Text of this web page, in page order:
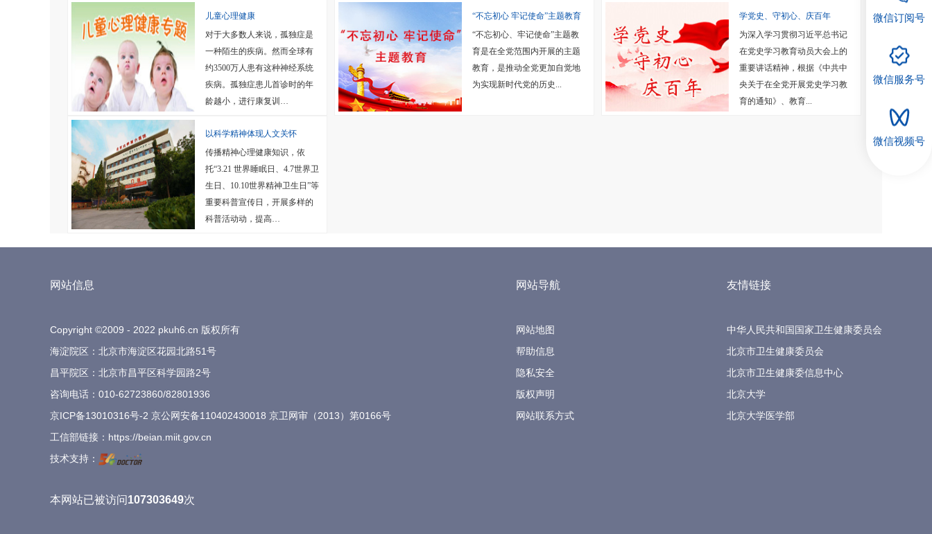
儿童心理健康
对于大多数人来说，孤独症是
一种陌生的疾病。然而全球有
约3500万人患有这种神经系统
疾病。孤独症患儿首诊时的年
龄越小，进行康复训…
“不忘初心 牢记使命”主题教育
“不忘初心、牢记使命”主题教
育是在全党范围内开展的主题
教育，是推动全党更加自觉地
为实现新时代党的历史...
学党史、守初心、庆百年
为深入学习贯彻习近平总书记
在党史学习教育动员大会上的
重要讲话精神，根据《中共中
央关于在全党开展党史学习教
育的通知》、教育...
以科学精神体现人文关怀
传播精神心理健康知识，依
托“3.21 世界睡眠日、4.7世界卫
生日、10.10世界精神卫生日”等
重要科普宣传日，开展多样的
科普活动动，提高…
网站信息
Copyright ©2009 - 2022 pkuh6.cn 版权所有
海淀院区：北京市海淀区花园北路51号
昌平院区：北京市昌平区科学园路2号
咨询电话： 010-62723860/82801936
京ICP备13010316号-2 京公网安备110402430018 京卫网审（2013）第0166号
工信部链接： https://beian.miit.gov.cn
技术支持：
本网站已被访问 107303649次
网站导航
网站地图
帮助信息
隐私安全
版权声明
网站联系方式
友情链接
中华人民共和国国家卫生健康委员会
北京市卫生健康委员会
北京市卫生健康委信息中心
北京大学
北京大学医学部
微信订阅号
微信服务号
微信视频号